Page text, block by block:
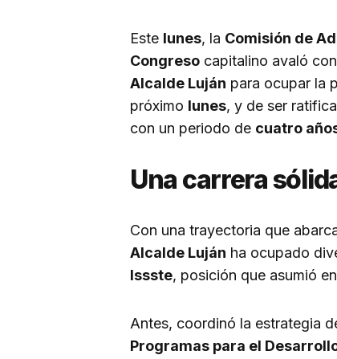
Este lunes, la Comisión de
Congreso capitalino avaló con
Alcalde Luján para ocupar la
próximo lunes, y de ser
con un periodo de cuatro
Una carrera
Con una trayectoria que
Alcalde Luján ha ocupado
Issste, posición que asumió en
Antes, coordinó la estrategia
Programas para el